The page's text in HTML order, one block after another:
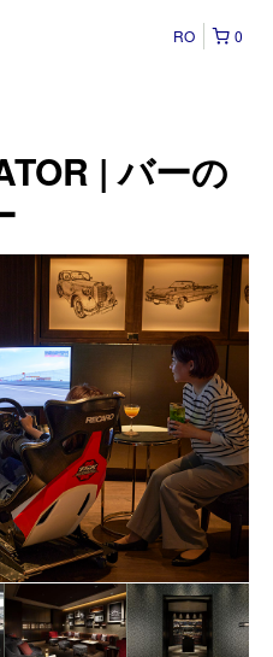
0
RO
| バーの